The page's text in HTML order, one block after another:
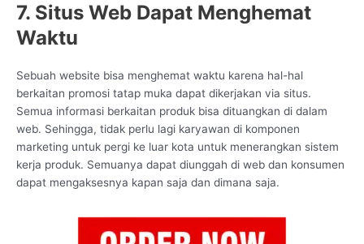
7. Situs Web Dapat Menghemat
Waktu
Sebuah website bisa menghemat waktu karena hal-hal
berkaitan promosi tatap muka dapat dikerjakan via situs.
Semua informasi berkaitan produk bisa dituangkan di dalam
web. Sehingga, tidak perlu lagi karyawan di komponen
marketing untuk pergi ke luar kota untuk menerangkan sistem
kerja produk. Semuanya dapat diunggah di web dan konsumen
dapat mengaksesnya kapan saja dan dimana saja.